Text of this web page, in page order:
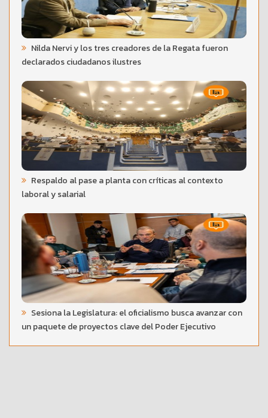
Nilda Nervi y los tres creadores de la Regata fueron
declarados ciudadanos ilustres
Respaldo al pase a planta con críticas al contexto
laboral y salarial
Sesiona la Legislatura: el oficialismo busca avanzar con
un paquete de proyectos clave del Poder Ejecutivo